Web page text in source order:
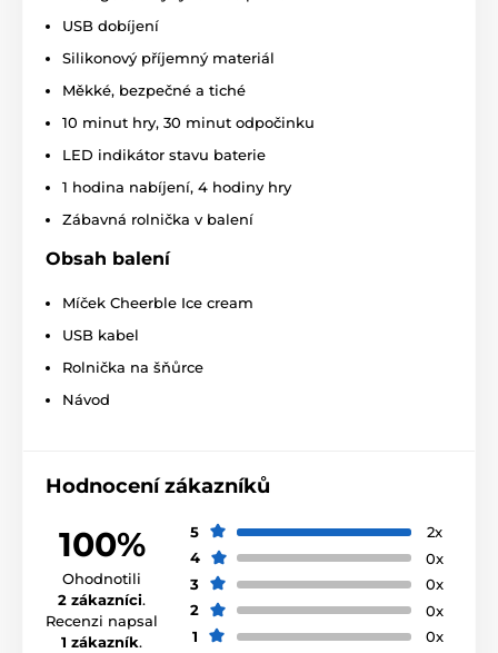
výslovného upozornění. Obrázky mají pouze
výslovného upozornění. Obrázky mají pouze
ilustrativní charakter.
Produkt je zařazen v kategoriích
Smart hračky pro kočky
Interaktivní, na pamlsky
Elektronické hračky pro kočky
Míčky, kuličky Hračky pro kočky Cheerble
Kočky
USB dobíjení
Silikonový příjemný materiál
Měkké, bezpečné a tiché
10 minut hry, 30 minut odpočinku
LED indikátor stavu baterie
1 hodina nabíjení, 4 hodiny hry
Zábavná rolnička v balení
Obsah balení
Míček Cheerble Ice cream
USB kabel
Rolnička na šňůrce
Návod
Hodnocení zákazníků
100%
Ohodnotili
2 zákazníci.
Recenzi napsal
1 zákazník.
5
2x
4
0x
3
0x
2
0x
1
0x